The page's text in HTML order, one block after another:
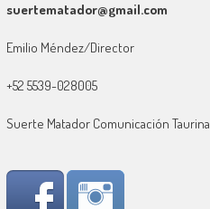
suertematador@gmail.com
Emilio Méndez/Director
+52 5539-028005
Suerte Matador Comunicación Taurina